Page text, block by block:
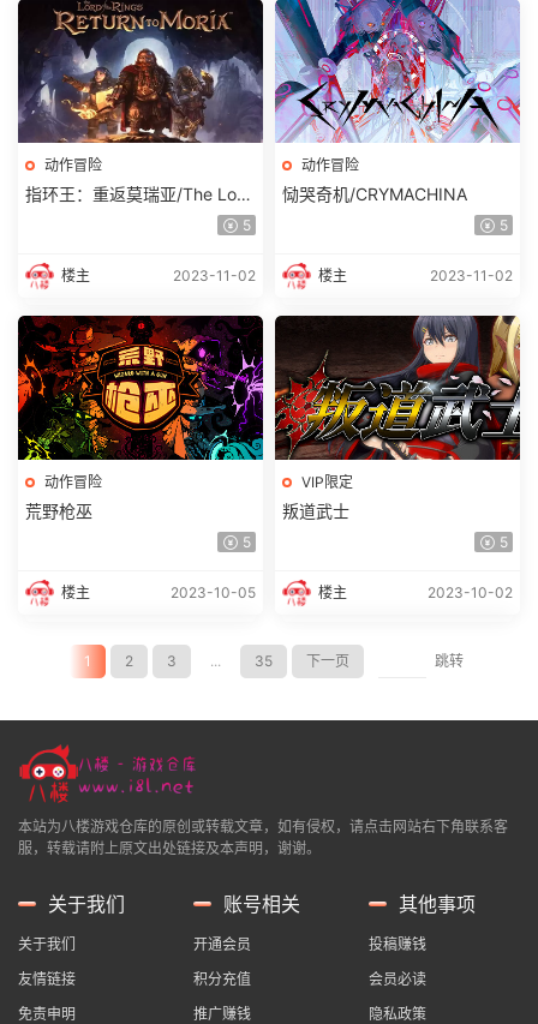
动作冒险
指环王：重返莫瑞亚/The Lord
of the Rings: Return to Moria5
楼主 2023-11-02
动作冒险
恸哭奇机/CRYMACHINA
5
楼主 2023-11-02
动作冒险
荒野枪巫
5
楼主 2023-10-05
VIP限定
叛道武士
5
楼主 2023-10-02
1 2 3 ... 35 下一页 跳转
本站为八楼游戏仓库的原创或转载文章，如有侵权，请点击网站右下角联系客
服，转载请附上原文出处链接及本声明，谢谢。
关于我们
关于我们
友情链接
免责申明
账号相关
开通会员
积分充值
推广赚钱
其他事项
投稿赚钱
会员必读
隐私政策